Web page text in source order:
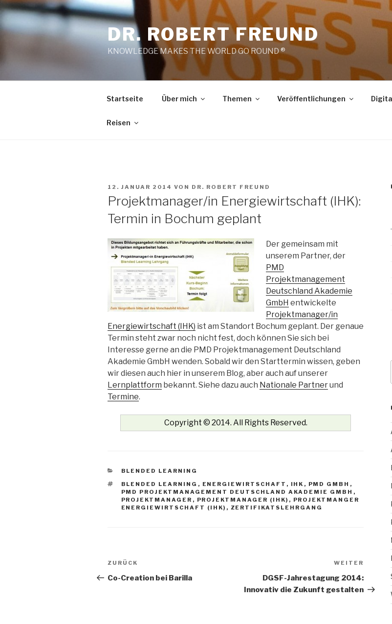
Zum
Inhalt
springen
DR. ROBERT FREUND
KNOWLEDGE MAKES THE WORLD GO ROUND ®
Startseite Über mich Themen Veröffentlichungen
Reisen
VERÖFFENTLICHT
12. JANUAR 2014 VON DR. ROBERT FREUND
Projektmanager/in Energiewirtschaft (IHK):
Termin in Bochum geplant
Der gemeinsam mit
unserem Partner, der
PMD
Projektmanagement
Deutschland Akademie
GmbH entwickelte
Projektmanager/in
Energiewirtschaft (IHK) ist am Standort Bochum geplant. Der genaue
Termin steht zwar noch nicht fest, doch können Sie sich bei
Interesse gerne an die PMD Projektmanagement Deutschland
Akademie GmbH wenden. Sobald wir den Starttermin wissen, geben
wir diesen auch hier in unserem Blog, aber auch auf unserer
Lernplattform bekannt. Siehe dazu auch Nationale Partnerund
Termine.
Copyright © 2014. All Rights Reserved.
KATEGORIEN
BLENDED LEARNING
SCHLAGWÖRTER
BLENDED LEARNING , ENERGIEWIRTSCHAFT , IHK , PMD GMBH ,
PMD PROJEKTMANAGEMENT DEUTSCHLAND AKADEMIE GMBH ,
PROJEKTMANAGER , PROJEKTMANAGER (IHK) , PROJEKTMANGER
ENERGIEWIRTSCHAFT (IHK) , ZERTIFIKATSLEHRGANG
Beitrags-
Navigation
Vorheriger
Beitrag
ZURÜCK
Co-Creation bei Barilla
WEITER
DGSF-Jahrestagung 2014:
Innovativ die Zukunft gestalten